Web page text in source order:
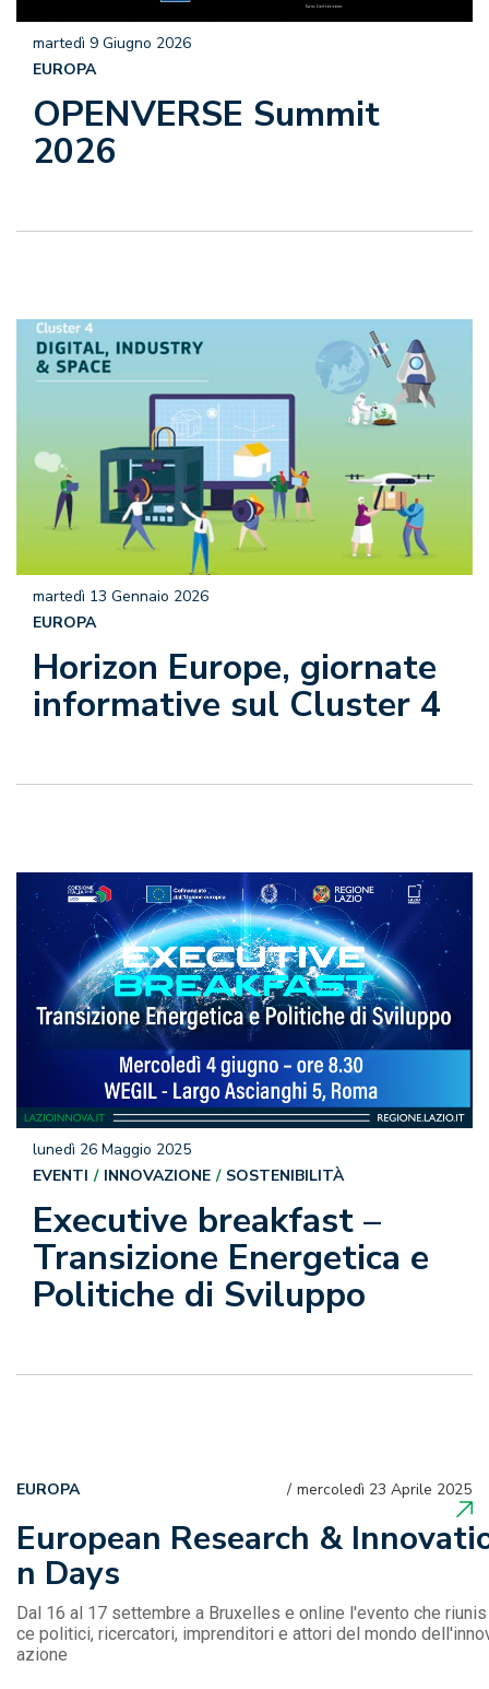
OPENVERSE Summit
2026
martedì 9 Giugno 2026
EUROPA
Horizon Europe, giornate
informative sul Cluster 4
martedì 13 Gennaio 2026
EUROPA
Executive breakfast –
Transizione Energetica e
Politiche di Sviluppo
lunedì 26 Maggio 2025
EVENTI
INNOVAZIONE SOSTENIBILITÀ
European Research &
n Days
mercoledì 23 Aprile 2025
EUROPA
Dal 16 al 17 settembre a Bruxelles e online l'evento che riunis
ce politici, ricercatori, imprenditori e attori del mondo
azione